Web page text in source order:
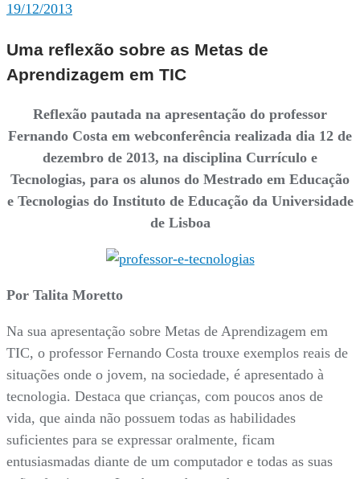
19/12/2013
Uma reflexão sobre as Metas de
Aprendizagem em TIC
Reflexão pautada na apresentação do professor
Fernando Costa em webconferência realizada dia 12 de
dezembro de 2013, na disciplina Currículo e
Tecnologias, para os alunos do Mestrado em Educação
e Tecnologias do Instituto de Educação da Universidade
de Lisboa
Por Talita Moretto
Na sua apresentação sobre Metas de Aprendizagem em
TIC, o professor Fernando Costa trouxe exemplos reais de
situações onde o jovem, na sociedade, é apresentado à
tecnologia. Destaca que crianças, com poucos anos de
vida, que ainda não possuem todas as habilidades
suficientes para se expressar oralmente, ficam
entusiasmadas diante de um computador e todas as suas